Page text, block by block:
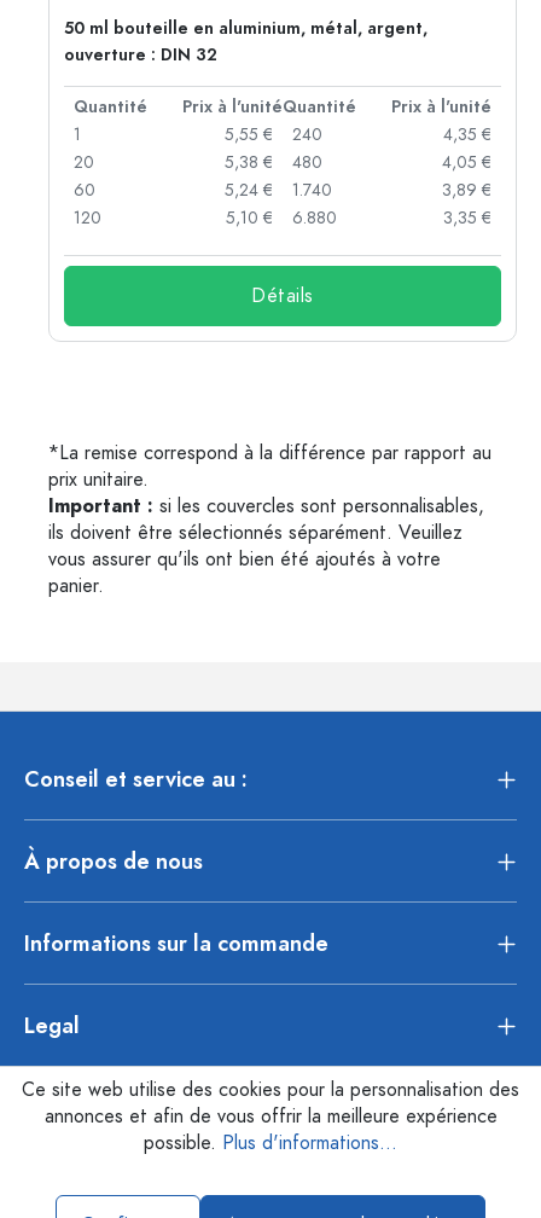
50 ml bouteille en aluminium, métal, argent,
ouverture : DIN 32
Quantité Prix à l'unitéQuantité
Prix à l'unité
1
5,55 €
20
5,38 €
60
5,24 €
120
5,10 €
240
4,35 €
480
4,05 €
1.740
3,89 €
6.880
3,35 €
Détails
*La remise correspond à la différence par rapport au
prix unitaire.
Important : si les couvercles sont personnalisables,
ils doivent être sélectionnés séparément. Veuillez
vous assurer qu'ils ont bien été ajoutés à votre
panier.
Conseil et service au :
À propos de nous
Informations sur la commande
Legal
Ce site web utilise des cookies pour la personnalisation des
annonces et afin de vous offrir la meilleure expérience
possible. Plus d'informations...